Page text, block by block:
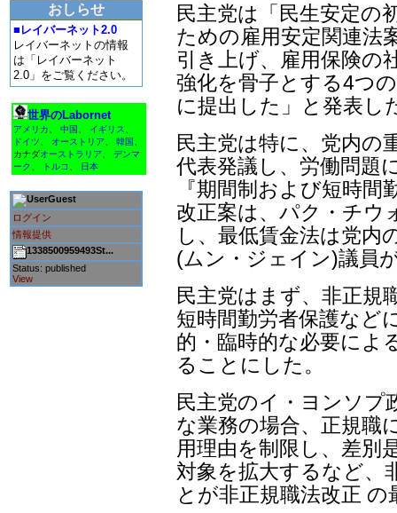
おしらせ
■レイバーネット2.0
レイバーネットの情報
は「レイバーネット
2.0」をご覧ください。
世界のLabornet
アメリカ 中国 イギリス
ドイツ
オーストリア 韓国
カナダオーストラリア
デンマ
ーク
トルコ 日本
Guest
ログイン
情報提供
1338500959493St...
Status: published
View
民主党は「民生安定の
ための雇用安定関連法
引き上げ、雇用保険の
強化を骨子とする4つ
に提出した」と発表し
民主党は特に、党内の
代表発議し、労働問題
『期間制および短時
改正案は、パク・チウ
し、最低賃金法は党内
(ムン・ジェイン)議員
民主党はまず、非正規
短時間勤労者保護など
的・臨時的な必要によ
ることにした。
民主党のイ・ヨンソプ
な業務の場合、正規職
用理由を制限し、差別
対象を拡大するなど、
とが非正規職法改正